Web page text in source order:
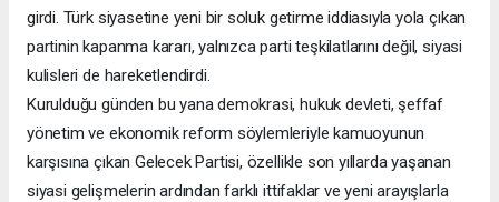
girdi. Türk siyasetine yeni bir soluk getirme iddiasıyla yola çıkan
partinin kapanma kararı, yalnızca parti teşkilatlarını değil, siyasi
kulisleri de hareketlendirdi.
Kurulduğu günden bu yana demokrasi, hukuk devleti, şeffaf
yönetim ve ekonomik reform söylemleriyle kamuoyunun
karşısına çıkan Gelecek Partisi, özellikle son yıllarda yaşanan
siyasi gelişmelerin ardından farklı ittifaklar ve yeni arayışlarla